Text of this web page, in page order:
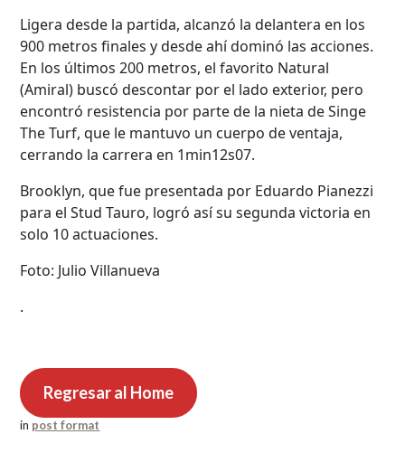
Ligera desde la partida, alcanzó la delantera en los
900 metros finales y desde ahí dominó las acciones.
En los últimos 200 metros, el favorito Natural
(Amiral) buscó descontar por el lado exterior, pero
encontró resistencia por parte de la nieta de Singe
The Turf, que le mantuvo un cuerpo de ventaja,
cerrando la carrera en 1min12s07.
Brooklyn, que fue presentada por Eduardo Pianezzi
para el Stud Tauro, logró así su segunda victoria en
solo 10 actuaciones.
Foto: Julio Villanueva
.
Regresar al Home
in post format